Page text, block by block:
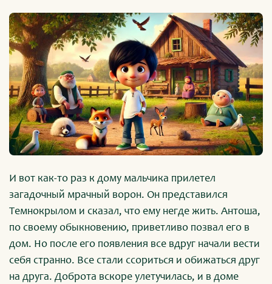
И вот как-то раз к дому мальчика прилетел
загадочный мрачный ворон. Он представился
Темнокрылом и сказал, что ему негде жить. Антоша,
по своему обыкновению, приветливо позвал его в
дом. Но после его появления все вдруг начали вести
себя странно. Все стали ссориться и обижаться друг
на друга. Доброта вскоре улетучилась, и в доме